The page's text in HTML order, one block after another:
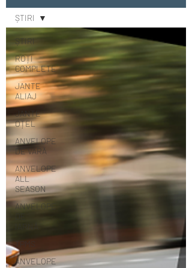
ȘTIRI
ROȚI
COMPLETE
JANTE
ALIAJ
JANTE
OȚEL
ANVELOPE
DE VARĂ
ANVELOPE
ALL
SEASON
ANVELOPE
ANVELOPE
ȘTIRI